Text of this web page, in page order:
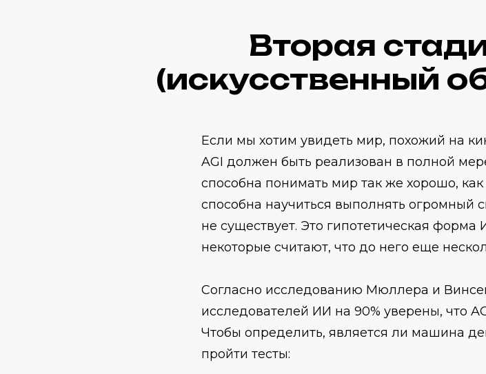
Вторая
(искусственный
Если мы хотим увидеть мир, похожий на
AGI должен быть реализован в полной
способна понимать мир так же хорошо,
способна научиться выполнять огромный
не существует. Это гипотетическая форма
некоторые считают, что до него еще
Согласно исследованию Мюллера и
исследователей ИИ на 90% уверены, что
Чтобы определить, является ли машина
пройти тесты: